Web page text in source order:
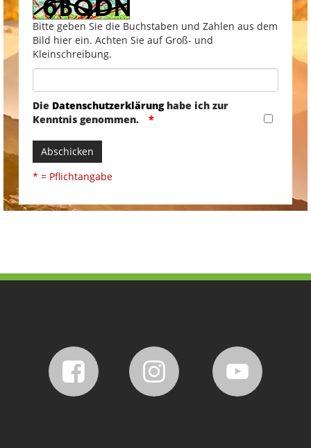
Bitte geben Sie die Buchstaben und Zahlen aus dem
Bild hier ein. Achten Sie auf Groß- und
Kleinschreibung.
Die Datenschutzerklärunghabe ich zur
Kenntnis genommen.
Abschicken
* = Pflichtangabe